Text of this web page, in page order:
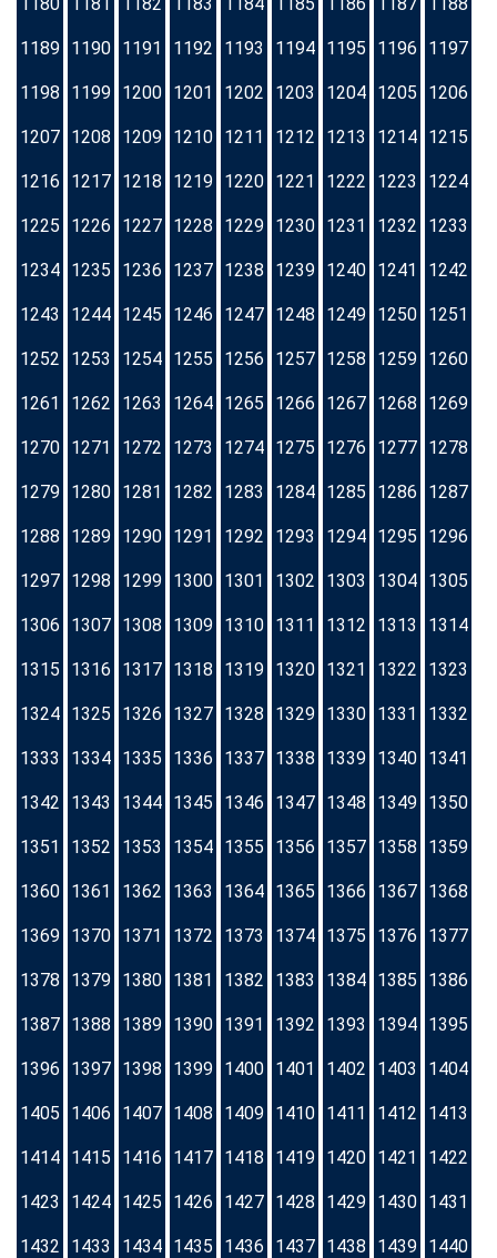
1189 1190 1191 1192 1193 1194 1195 1196 1197
1198 1199 1200 1201 1202 1203 1204 1205 1206
1207 1208 1209 1210 1211 1212 1213 1214 1215
1216 1217 1218 1219 1220 1221 1222 1223 1224
1225 1226 1227 1228 1229 1230 1231 1232 1233
1234 1235 1236 1237 1238 1239 1240 1241 1242
1243 1244 1245 1246 1247 1248 1249 1250 1251
1252 1253 1254 1255 1256 1257 1258 1259 1260
1261 1262 1263 1264 1265 1266 1267 1268 1269
1270 1271 1272 1273 1274 1275 1276 1277 1278
1279 1280 1281 1282 1283 1284 1285 1286 1287
1288 1289 1290 1291 1292 1293 1294 1295 1296
1297 1298 1299 1300 1301 1302 1303 1304 1305
1306 1307 1308 1309 1310 1311 1312 1313 1314
1315 1316 1317 1318 1319 1320 1321 1322 1323
1324 1325 1326 1327 1328 1329 1330 1331 1332
1333 1334 1335 1336 1337 1338 1339 1340 1341
1342 1343 1344 1345 1346 1347 1348 1349 1350
1351 1352 1353 1354 1355 1356 1357 1358 1359
1360 1361 1362 1363 1364 1365 1366 1367 1368
1369 1370 1371 1372 1373 1374 1375 1376 1377
1378 1379 1380 1381 1382 1383 1384 1385 1386
1387 1388 1389 1390 1391 1392 1393 1394 1395
1396 1397 1398 1399 1400 1401 1402 1403 1404
1405 1406 1407 1408 1409 1410 1411 1412 1413
1414 1415 1416 1417 1418 1419 1420 1421 1422
1423 1424 1425 1426 1427 1428 1429 1430 1431
1432 1433 1434 1435 1436 1437 1438 1439 1440